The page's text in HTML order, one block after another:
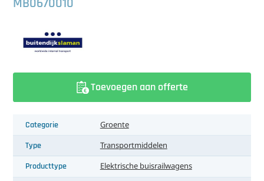
Teeltbenodigdheden
Teeltwisseling
Ventilatoren
Laatst toegevoegd
MB0670010
Toevoegen aan offerte
Categorie Groente
Type Transportmiddelen
Producttype Elektrische buisrailwagens